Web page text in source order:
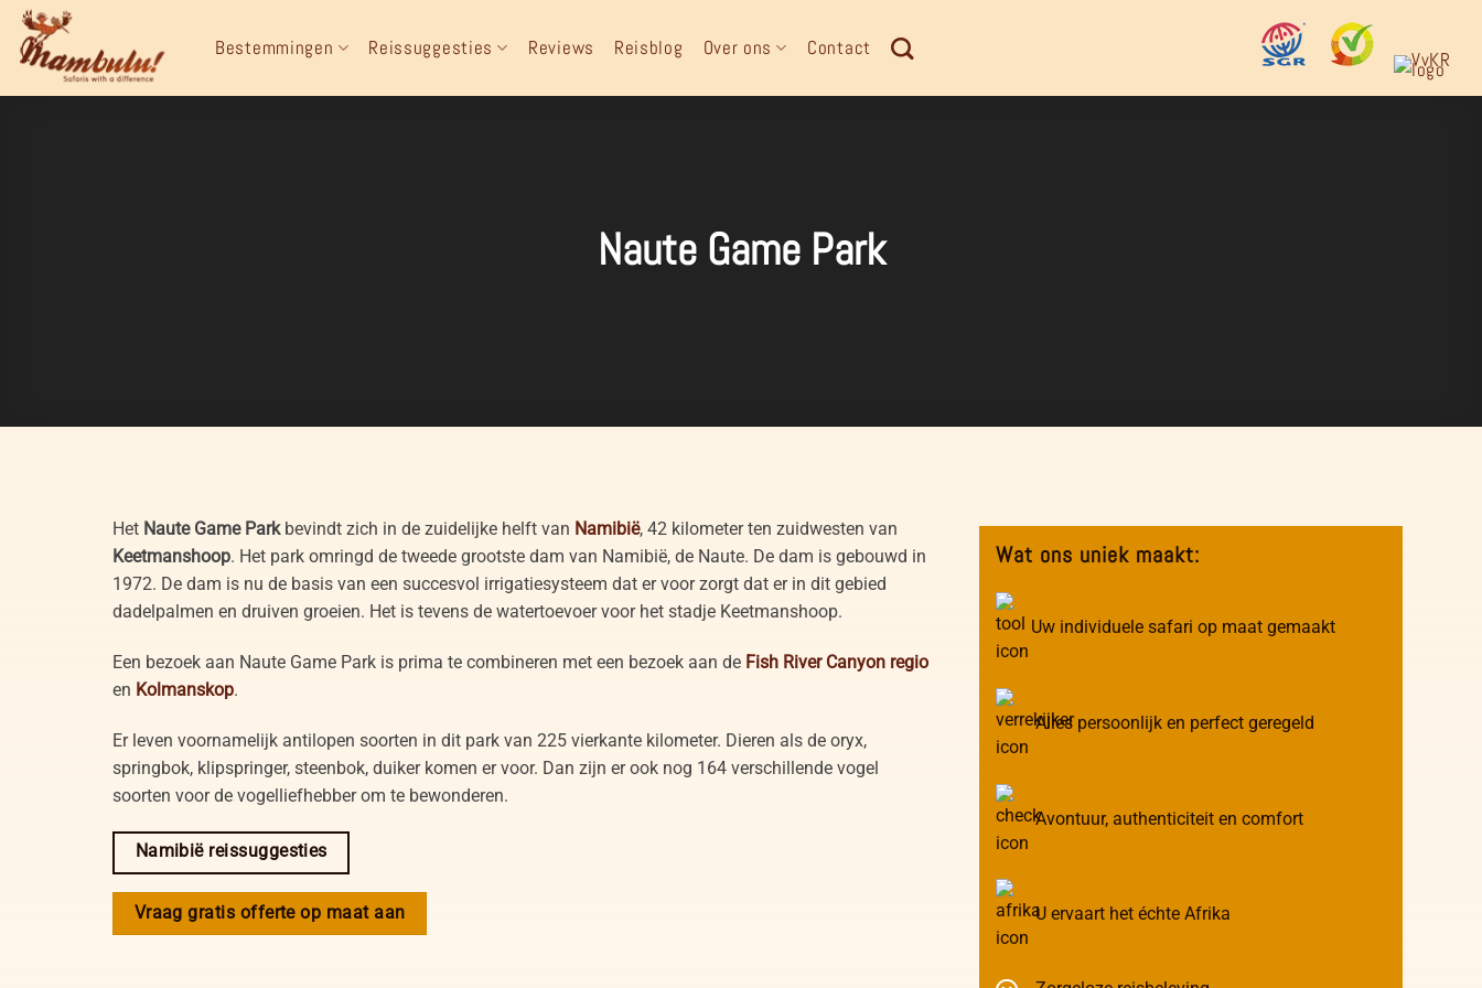
naar
inhoud
Bestemmingen Reissuggesties Reviews Reisblog Over ons Contact
Naute Game Park
Het Naute Game Parkbevindt zich in de zuidelijke helft van Namibië, 42 kilometer ten zuidwesten van
Keetmanshoop. Het park omringd de tweede grootste dam van Namibië, de Naute. De dam is gebouwd in
1972. De dam is nu de basis van een succesvol irrigatiesysteem dat er voor zorgt dat er in dit gebied
dadelpalmen en druiven groeien. Het is tevens de watertoevoer voor het stadje Keetmanshoop.
Een bezoek aan Naute Game Park is prima te combineren met een bezoek aan de Fish River Canyon regio
en Kolmanskop.
Er leven voornamelijk antilopen soorten in dit park van 225 vierkante kilometer. Dieren als de oryx,
springbok, klipspringer, steenbok, duiker komen er voor. Dan zijn er ook nog 164 verschillende vogel
soorten voor de vogelliefhebber om te bewonderen.
Namibië reissuggesties
Vraag gratis offerte op maat aan
Wat ons uniek maakt:
Uw individuele safari op maat gemaakt
Alles persoonlijk en perfect geregeld
Avontuur, authenticiteit en comfort
U ervaart het échte Afrika